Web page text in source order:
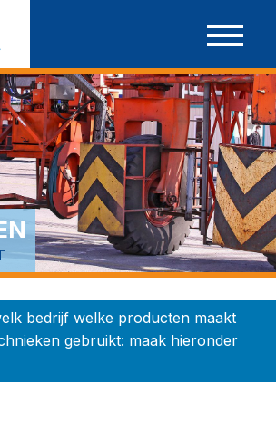
bedrijf welke producten maakt
gebruikt: maak hieronder